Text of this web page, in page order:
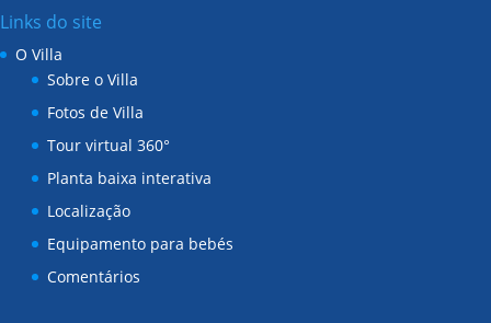
Links do site
O Villa
Sobre o Villa
Fotos de Villa
Tour virtual 360°
Planta baixa interativa
Localização
Equipamento para bebés
Comentários